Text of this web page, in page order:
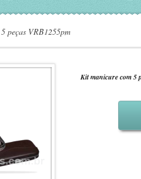
peças VRB1255pm
Kit manicure com 5